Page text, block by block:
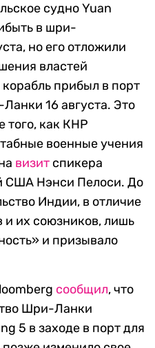
судно Yuan
в шри-
но его отложили
властей
прибыл в порт
16 августа. Это
того, как КНР
военные учения
визит спикера
США Нэнси Пелоси. До
Индии, в отличие
их союзников, лишь
и призывало
сообщил, что
Шри-Ланки
5 в заходе в порт для